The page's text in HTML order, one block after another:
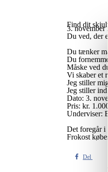
Find dit
3. november
Du ved, der
Du tænker
Du
Måske ved
Vi skaber et
Jeg stiller
Jeg stiller
Dato: 3.
Pris: kr.
Underviser:
Det foregår i
Frokost
Del